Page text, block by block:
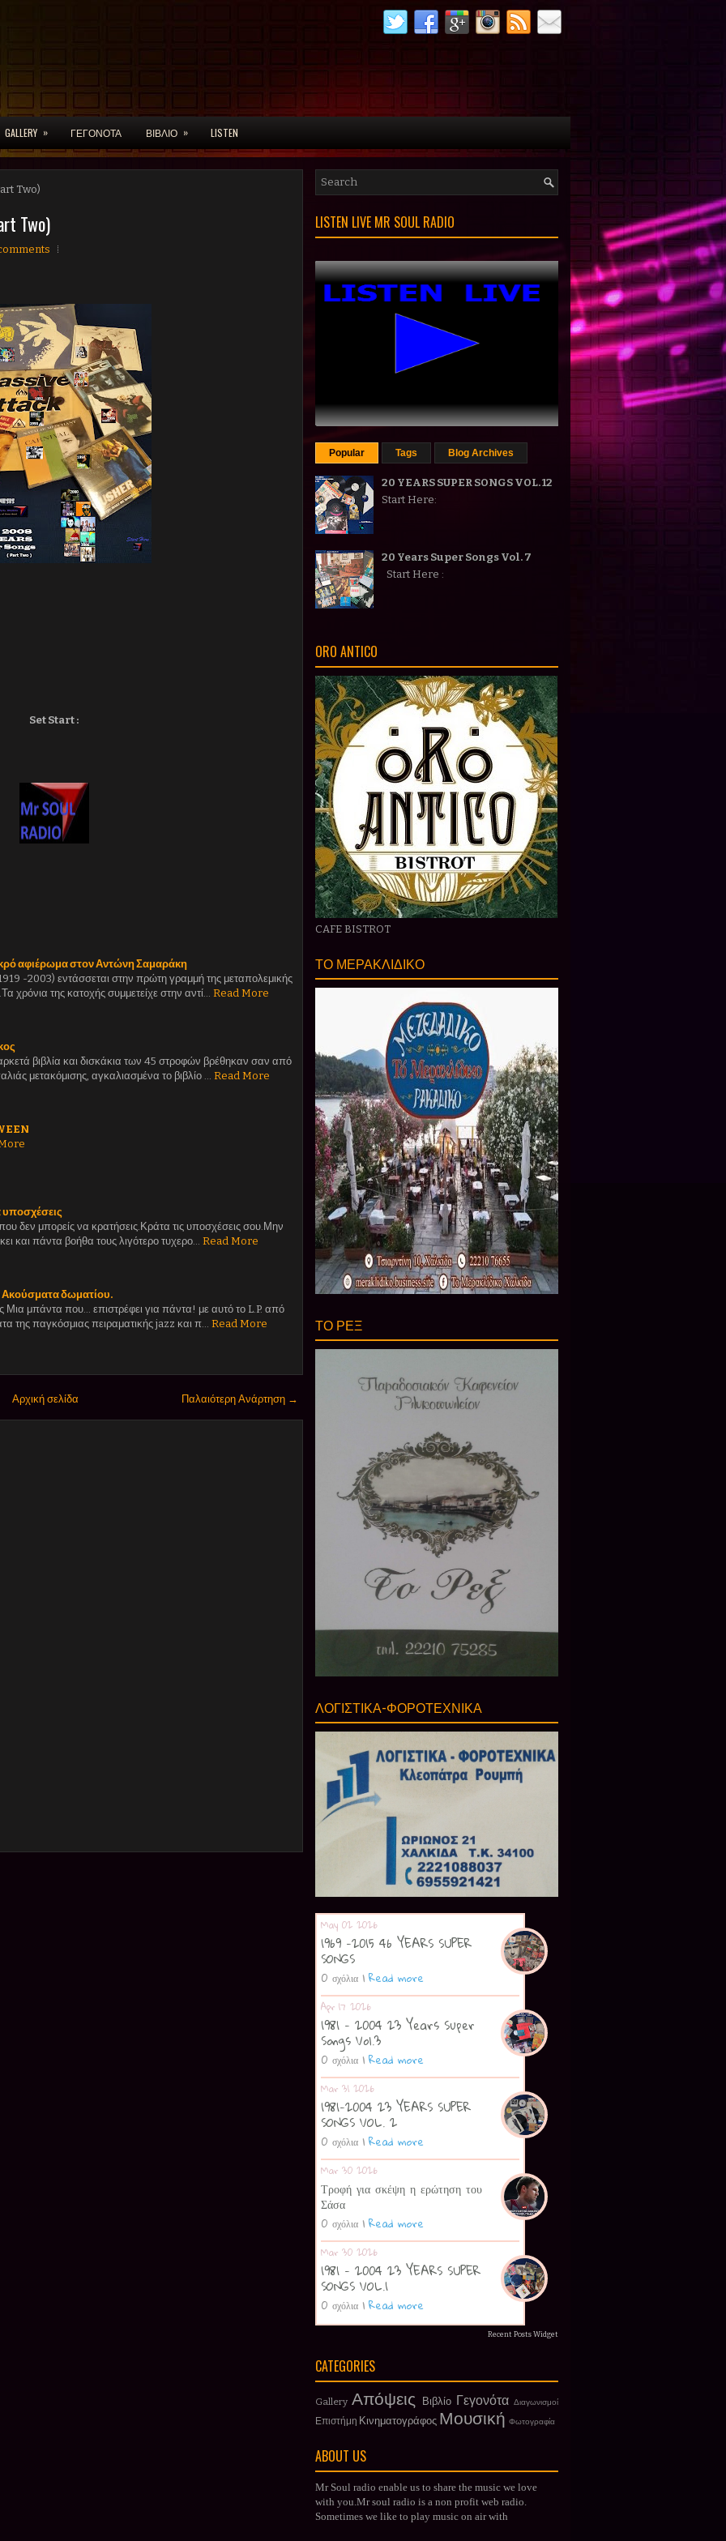
GALLERY » ΓΕΓΟΝΟΤΑ ΒΙΒΛΙΟ » LISTEN
Two)
Two)
Set Start :
αφιέρωμα στον Αντώνη Σαμαράκη
-2003) εντάσσεται στην πρώτη γραμμή της μεταπολεμικής
χρόνια της κατοχής συμμετείχε στην αντί…
Read More
βιβλία και δισκάκια των 45 στροφών βρέθηκαν σαν από
μετακόμισης, αγκαλιασμένα το βιβλίο …
Read More
υποσχέσεις
δεν μπορείς να κρατήσεις.Κράτα τις υποσχέσεις σου.Μην
και πάντα βοήθα τους λιγότερο τυχερο…
Read More
Ακούσματα δωματίου.
Μια μπάντα που... επιστρέφει για πάντα! με αυτό το L.P. από
της παγκόσμιας πειραματικής jazz και π…
Read More
Παλαιότερη Ανάρτηση →
Αρχική σελίδα
LISTEN LIVE MR SOUL RADIO
Popular Tags Blog Archives
20 YEARS SUPER SONGS VOL. 12
Start Here:
20 Years Super Songs Vol. 7
Start Here :
ORO ANTICO
CAFE BISTROT
ΤΟ ΜΕΡΑΚΛΙΔΙΚΟ
ΤΟ ΡΕΞ
ΛΟΓΙΣΤΙΚΑ-ΦΟΡΟΤΕΧΝΙΚΑ
May 02 2026
1969 -2015 46 YEARS SUPER
SONGS
0 σχόλια | Read more
Apr 17 2026
1981 - 2004 23 Years Super
Songs Vol.3
0 σχόλια | Read more
Mar 31 2026
1981-2004 23 YEARS SUPER
SONGS VOL. 2
0 σχόλια | Read more
Mar 30 2026
Τροφή για σκέψη η ερώτηση του
Σάσα
0 σχόλια | Read more
Mar 30 2026
1981 - 2004 23 YEARS SUPER
SONGS VOL.1
0 σχόλια | Read more
Recent Posts Widget
CATEGORIES
Gallery Απόψεις Βιβλίο Γεγονότα Διαγωνισμοί
Επιστήμη Κινηματογράφος Μουσική Φωτογραφία
ABOUT US
Mr Soul radio enable us to share the music we love
with you.Mr soul radio is a non profit web radio.
Sometimes we like to play music on air with